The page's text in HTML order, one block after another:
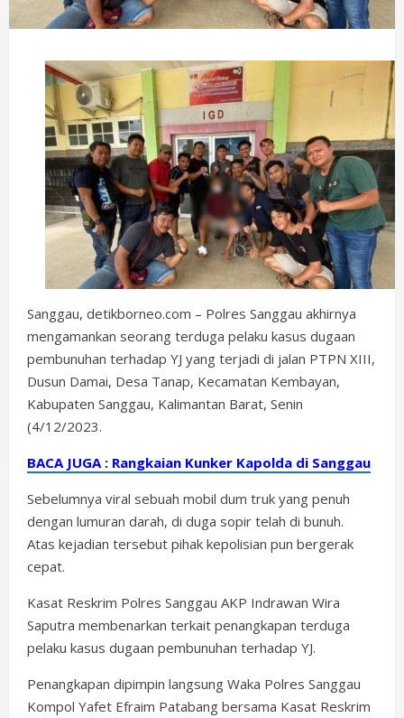
Sanggau, detikborneo.com – Polres Sanggau akhirnya
mengamankan seorang terduga pelaku kasus dugaan
pembunuhan terhadap YJ yang terjadi di jalan PTPN XIII,
Dusun Damai, Desa Tanap, Kecamatan Kembayan,
Kabupaten Sanggau, Kalimantan Barat, Senin
(4/12/2023.
BACA JUGA : Rangkaian Kunker Kapolda di Sanggau
Sebelumnya viral sebuah mobil dum truk yang penuh
dengan lumuran darah, di duga sopir telah di bunuh.
Atas kejadian tersebut pihak kepolisian pun bergerak
cepat.
Kasat Reskrim Polres Sanggau AKP Indrawan Wira
Saputra membenarkan terkait penangkapan terduga
pelaku kasus dugaan pembunuhan terhadap YJ.
Penangkapan dipimpin langsung Waka Polres Sanggau
Kompol Yafet Efraim Patabang bersama Kasat Reskrim